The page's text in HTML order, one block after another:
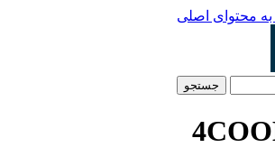
محتوای اصلی
جستجو